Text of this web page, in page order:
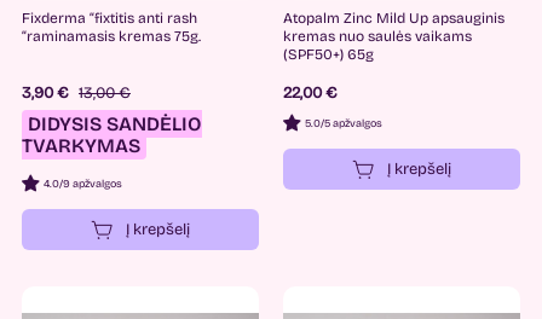
Fixderma “fixtitis anti rash
“raminamasis kremas 75g.
3,90 € 13,00 €
DIDYSIS SANDĖLIO
TVARKYMAS
4.0/9 apžvalgos
Į krepšelį
Atopalm Zinc Mild Up apsauginis
kremas nuo saulės vaikams
(SPF50+) 65g
22,00 €
5.0/5 apžvalgos
Į krepšelį